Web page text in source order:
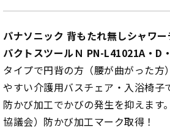
パナソニック 背もたれ無しシャワ
パクトスツールＮ PN-L41021A・D
タイプで円背の方（腰が曲がった方
やすい介護用バスチェア・入浴椅子
防かび加工でかびの発生を抑えます
協議会）防かび加工マーク取得！